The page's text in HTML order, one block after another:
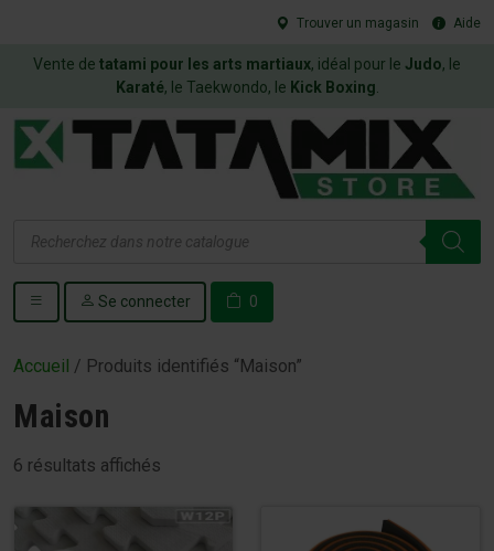
Trouver un magasin Aide
Vente de tatami pour les arts martiaux, idéal pour le Judo, le
Karaté, le Taekwondo, le Kick Boxing
de
Se connecter 0
Accueil / Produits identifiés “Maison”
Maison
6 résultats affichés